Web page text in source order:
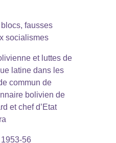
fausses
socialismes
et luttes de
latine dans les
commun de
bolivien de
et chef d’Etat
56